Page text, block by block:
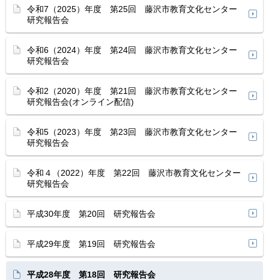
令和7（2025）年度 第25回 藤沢市教育文化センター
研究報告会
令和6（2024）年度 第24回 藤沢市教育文化センター
研究報告会
令和2（2020）年度 第21回 藤沢市教育文化センター
研究報告会(オンライン配信)
令和5（2023）年度 第23回 藤沢市教育文化センター
研究報告会
令和４（2022）年度 第22回 藤沢市教育文化センター
研究報告会
平成30年度 第20回 研究報告会
平成29年度 第19回 研究報告会
平成28年度 第18回 研究報告会